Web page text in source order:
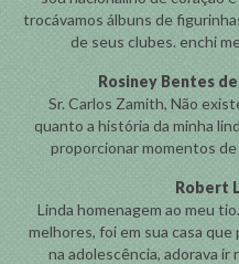
trocávamos álbuns de
de seus clubes. enchi
Rosiney Bentes
Sr. Carlos Zamith, Não
quanto a história da minha
proporcionar momentos de
Robert
Linda homenagem ao meu
melhores, foi em sua casa
na adolescência, adorava ir